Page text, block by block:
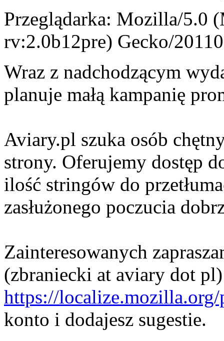
Przeglądarka: Mozilla/5.0
rv:2.0b12pre) Gecko/
Wraz z nadchodzącym
planuje małą kampanię
Aviary.pl szuka osób
strony. Oferujemy dostęp
ilość stringów do
zasłużonego poczucia
Zainteresowanych
(zbraniecki at aviary dot
https://
konto i dodajesz sugestie.